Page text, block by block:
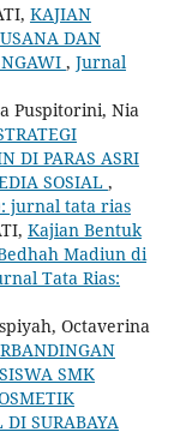
KAJIAN
DAN
NGAWI , Jurnal
Puspitorini, Nia
DI PARAS ASRI
SOSIAL ,
jurnal tata rias
Kajian Bentuk
Madiun di
Tata Rias:
Octaverina
SMK
SURABAYA